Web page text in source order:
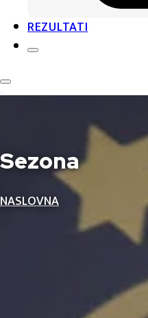
REZULTATI
Sezona
NASLOVNA